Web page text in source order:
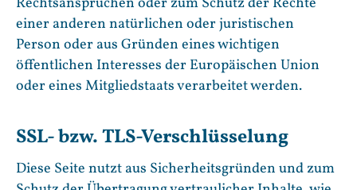
einer anderen natürlichen oder juristischen
Person oder aus Gründen eines wichtigen
öffentlichen Interesses der Europäischen Union
oder eines Mitgliedstaats verarbeitet werden.
SSL- bzw. TLS-Verschlüsselung
Diese Seite nutzt aus Sicherheitsgründen und zum